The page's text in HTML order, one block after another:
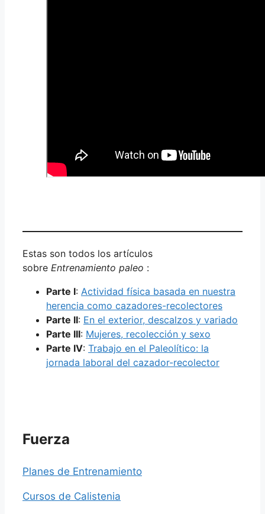
Estas son todos los artículos
sobre Entrenamiento paleo :
Parte I: Actividad física basada en nuestra
herencia como cazadores-recolectores
Parte II: En el exterior, descalzos y variado
Parte III: Mujeres, recolección y sexo
Parte IV: Trabajo en el Paleolítico: la
jornada laboral del cazador-recolector
Fuerza
Planes de Entrenamiento
Cursos de Calistenia